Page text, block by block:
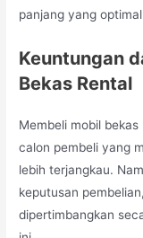
panjang yang
Keuntungan
Bekas Rental
Membeli mobil
calon pembeli yang
lebih terjangkau.
keputusan
dipertimbangkan